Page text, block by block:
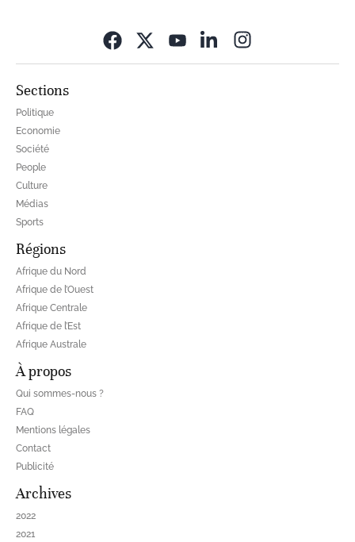
Sections
Politique
Economie
Société
People
Culture
Médias
Sports
Régions
Afrique du Nord
Afrique de l’Ouest
Afrique Centrale
Afrique de l’Est
Afrique Australe
À propos
Qui sommes-nous ?
FAQ
Mentions légales
Contact
Publicité
Archives
2022
2021